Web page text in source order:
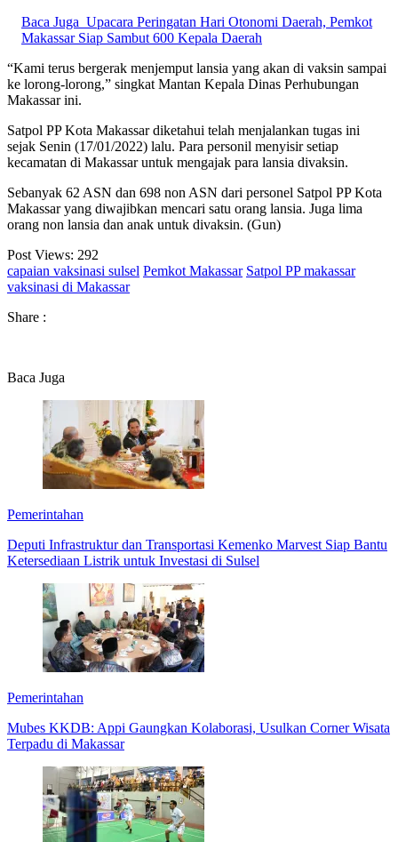
Baca Juga Upacara Peringatan Hari Otonomi Daerah, Pemkot
Makassar Siap Sambut 600 Kepala Daerah
“Kami terus bergerak menjemput lansia yang akan di vaksin sampai
ke lorong-lorong,” singkat Mantan Kepala Dinas Perhubungan
Makassar ini.
Satpol PP Kota Makassar diketahui telah menjalankan tugas ini
sejak Senin (17/01/2022) lalu. Para personil menyisir setiap
kecamatan di Makassar untuk mengajak para lansia divaksin.
Sebanyak 62 ASN dan 698 non ASN dari personel Satpol PP Kota
Makassar yang diwajibkan mencari satu orang lansia. Juga lima
orang non lansia dan anak untuk divaksin. (Gun)
Post Views: 292
capaian vaksinasi sulsel Pemkot Makassar Satpol PP makassar
vaksinasi di Makassar
Share :
Baca Juga
Pemerintahan
Deputi Infrastruktur dan Transportasi Kemenko Marvest Siap Bantu
Ketersediaan Listrik untuk Investasi di Sulsel
Pemerintahan
Mubes KKDB: Appi Gaungkan Kolaborasi, Usulkan Corner Wisata
Terpadu di Makassar